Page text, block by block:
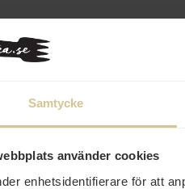
Samtycke
använder cookies
enhetsidentifierare för att